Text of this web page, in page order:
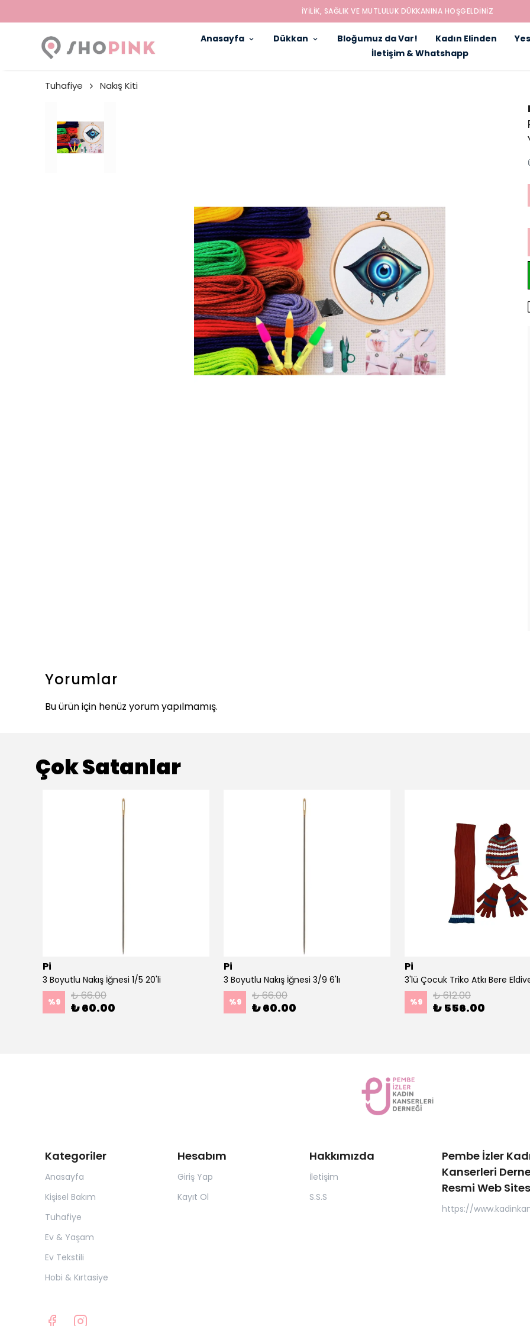
İYILIK, SAĞLIK VE MUTLULUK DÜKKANINA HOŞGELDINIZ
Anasayfa Dükkan Bloğumuz da Var! Kadın Elinden
İletişim & Whatshapp
Tuhafiye Nakış Kiti
Yorumlar
Bu ürün için henüz yorum yapılmamış.
Çok Satanlar
Pi
3 Boyutlu Nakış İğnesi 1/5 20'li
%9 ₺ 66.00
₺ 60.00
Pi
3 Boyutlu Nakış İğnesi 3/9 6'lı
%9 ₺ 66.00
₺ 60.00
Pi
%9 ₺ 612.00
₺ 556.00
Kategoriler
Anasayfa
Kişisel Bakım
Tuhafiye
Ev & Yaşam
Ev Tekstili
Hobi & Kırtasiye
Hesabım
Giriş Yap
Kayıt Ol
Hakkımızda
İletişim
S.S.S
Pembe İzler
Kanserleri
Resmi Web
https://